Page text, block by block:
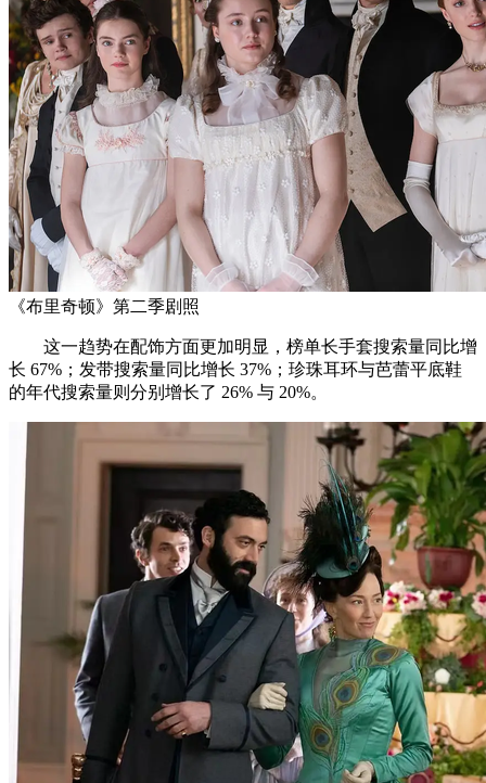
《布里奇顿》第二季剧照
这一趋势在配饰方面更加明显，榜单长手套搜索量同比增
长 67%；发带搜索量同比增长 37%；珍珠耳环与芭蕾平底鞋
的年代搜索量则分别增长了 26% 与 20%。